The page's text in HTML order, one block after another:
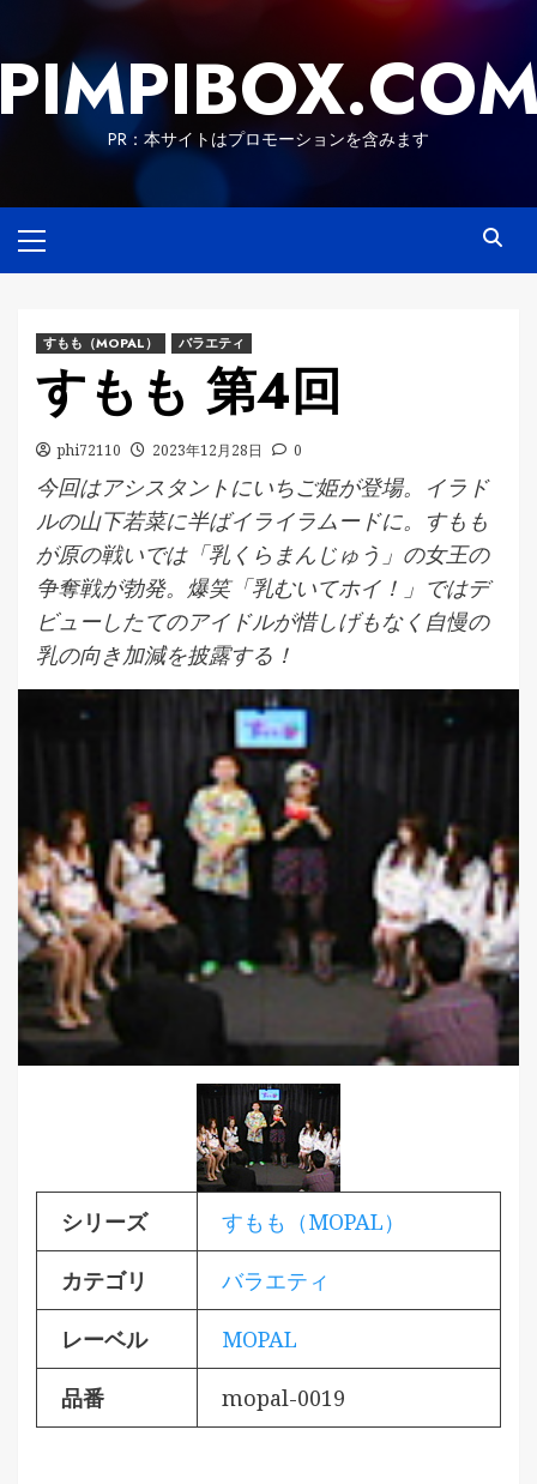
content
PR：本サイトはプロモーションを含みます
Menu
すもも（MOPAL） バラエティ
すもも 第4回
phi72110 2023年12月28日 0
今回はアシスタントにいちご姫が登場。イラド
ルの山下若菜に半ばイライラムードに。すもも
が原の戦いでは「乳くらまんじゅう」の女王の
争奪戦が勃発。爆笑「乳むいてホイ！」ではデ
ビューしたてのアイドルが惜しげもなく自慢の
乳の向き加減を披露する！
シリーズ すもも（MOPAL）
カテゴリ バラエティ
レーベル MOPAL
品番 mopal-0019